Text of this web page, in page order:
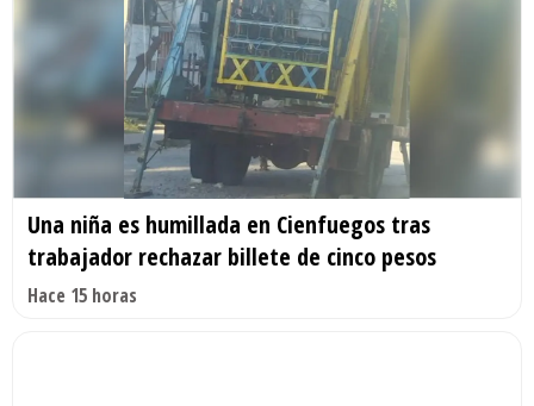
Una niña es humillada en Cienfuegos tras
trabajador rechazar billete de cinco pesos
Hace 15 horas